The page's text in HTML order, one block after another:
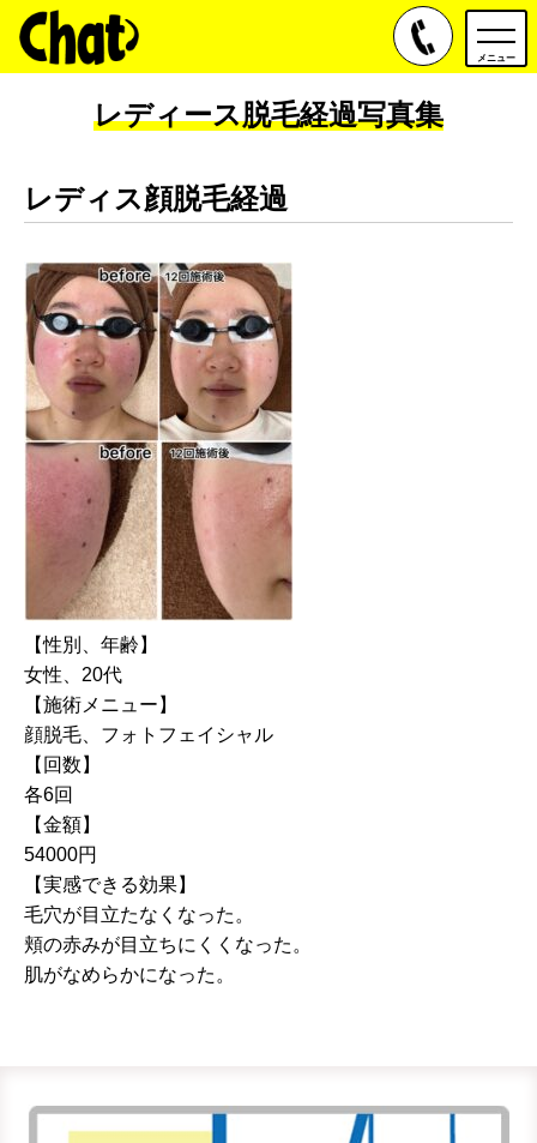
toggle
メニュー
レディース脱毛経過写真集
レディス顔脱毛経過
【性別、年齢】
女性、20代
【施術メニュー】
顔脱毛、フォトフェイシャル
【回数】
各6回
【金額】
54000円
【実感できる効果】
毛穴が目立たなくなった。
頬の赤みが目立ちにくくなった。
肌がなめらかになった。